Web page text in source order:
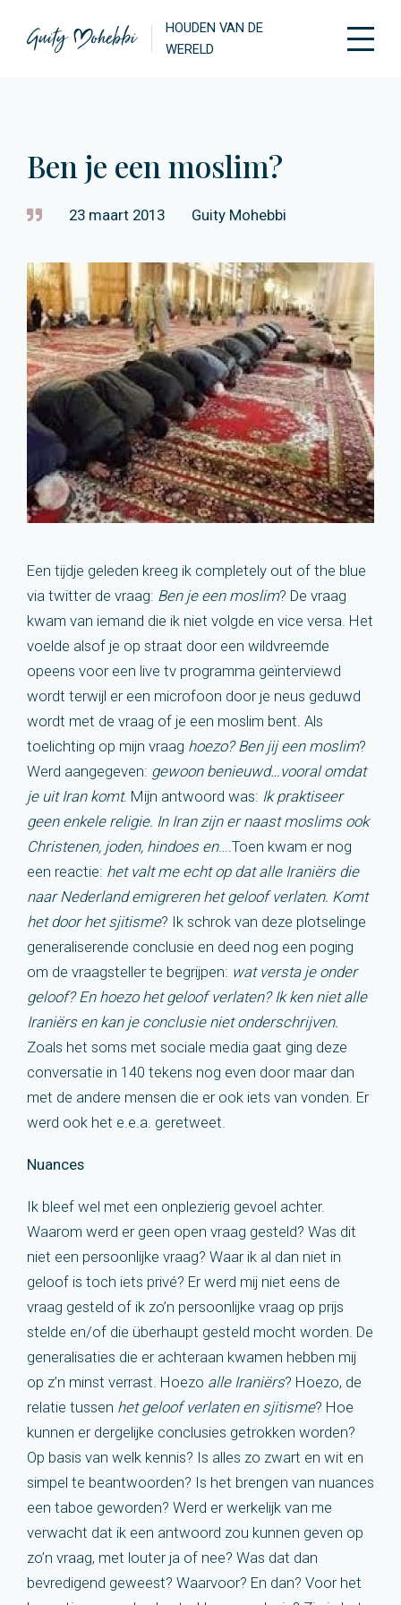
HOUDEN VAN DE
WERELD
Ben je een moslim?
23 maart 2013 Guity Mohebbi
Een tijdje geleden kreeg ik completely out of the blue
via twitter de vraag: Ben je een moslim? De vraag
kwam van iemand die ik niet volgde en vice versa. Het
voelde alsof je op straat door een wildvreemde
opeens voor een live tv programma geïnterviewd
wordt terwijl er een microfoon door je neus geduwd
wordt met de vraag of je een moslim bent. Als
toelichting op mijn vraag hoezo? Ben jij een moslim?
Werd aangegeven: gewoon benieuwd…vooral omdat
je uit Iran komt. Mijn antwoord was: Ik praktiseer
geen enkele religie. In Iran zijn er naast moslims ook
Christenen, joden, hindoes en….Toen kwam er nog
een reactie: het valt me echt op dat alle Iraniërs die
naar Nederland emigreren het geloof verlaten. Komt
het door het sjitisme? Ik schrok van deze plotselinge
generaliserende conclusie en deed nog een poging
om de vraagsteller te begrijpen: wat versta je onder
geloof? En hoezo het geloof verlaten? Ik ken niet alle
Iraniërs en kan je conclusie niet onderschrijven.
Zoals het soms met sociale media gaat ging deze
conversatie in 140 tekens nog even door maar dan
met de andere mensen die er ook iets van vonden. Er
werd ook het e.e.a. geretweet.
Nuances
Ik bleef wel met een onplezierig gevoel achter.
Waarom werd er geen open vraag gesteld? Was dit
niet een persoonlijke vraag? Waar ik al dan niet in
geloof is toch iets privé? Er werd mij niet eens de
vraag gesteld of ik zo’n persoonlijke vraag op prijs
stelde en/of die überhaupt gesteld mocht worden. De
generalisaties die er achteraan kwamen hebben mij
op z’n minst verrast. Hoezo alle Iraniërs? Hoezo, de
relatie tussen het geloof verlaten en sjitisme? Hoe
kunnen er dergelijke conclusies getrokken worden?
Op basis van welk kennis? Is alles zo zwart en wit en
simpel te beantwoorden? Is het brengen van nuances
een taboe geworden? Werd er werkelijk van me
verwacht dat ik een antwoord zou kunnen geven op
zo’n vraag, met louter ja of nee? Was dat dan
bevredigend geweest? Waarvoor? En dan? Voor het